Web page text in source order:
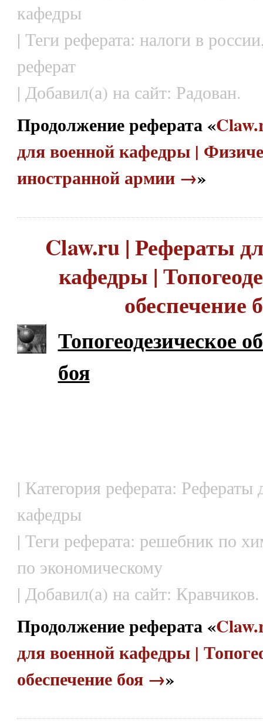
кафедры
| Теги реферата: налоги в
реферат
| Добавил(а) на сайт: Радован.
Продолжение реферата «
для военной кафедры |
иностранной армии →»
Claw.ru | Рефераты
кафедры |
обеспечение
Топогеодезическое
боя
| Категория реферата: Рефераты
кафедры
| Теги реферата: решебник по
по экономическому
| Добавил(а) на сайт: Кравчиков.
Продолжение реферата «
для военной кафедры |
обеспечение боя →»